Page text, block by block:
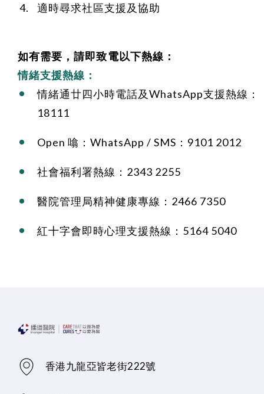
適時尋求社區支援及協助
如有需要，請即致電以下熱線：
情緒支援熱線：
情緒通廿四小時電話及WhatsApp支援熱線：
18111
Open 噏：WhatsApp / SMS：9101 2012
社會福利署熱線：2343 2255
醫院管理局精神健康專線：2466 7350
紅十字會即時心理支援熱線：5164 5040
香港九龍亞皆老街222號